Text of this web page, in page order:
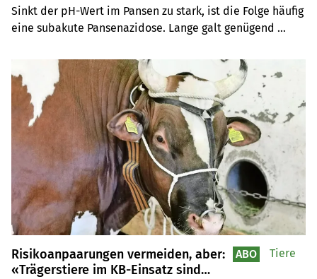
Sinkt der pH-Wert im Pansen zu stark, ist die Folge häufig
eine subakute Pansenazidose. Lange galt genügend
Michael Leu von Multiforsa liegt die eigentliche
Herausforderung aber bei den hohen Zuckergehalten im
Grundfutter.
Risikoanpaarungen vermeiden, aber:
«Trägerstiere im KB-Einsatz sind
ABO Tiere